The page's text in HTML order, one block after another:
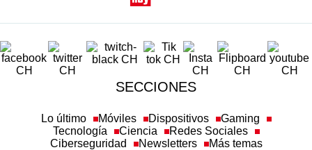
SECCIONES
Lo último Móviles Dispositivos
Gaming
Tecnología
Ciencia
Redes Sociales
Ciberseguridad
Newsletters Más temas